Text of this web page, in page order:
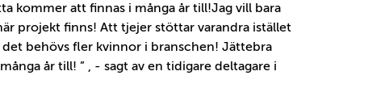
kommer att finnas i många år till!Jag vill bara
projekt finns! Att tjejer stöttar varandra istället
behövs fler kvinnor i branschen! Jättebra
år till! ” , - sagt av en tidigare deltagare i